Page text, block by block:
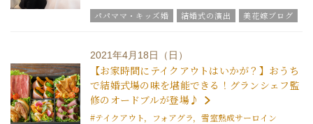
パパママ・キッズ婚 結婚式の演出
美花嫁ブログ
結婚式の豆知識
ウエディングスタッフｖｏｉｃｅ
グラツィエについて
2021年4月18日（日）
【お家時間にテイクアウトはいかが？】おうち
で結婚式場の味を堪能できる！グランシェフ監
修のオードブルが登場♪
#テイクアウト，フォアグラ，雪室熟成サーロイン